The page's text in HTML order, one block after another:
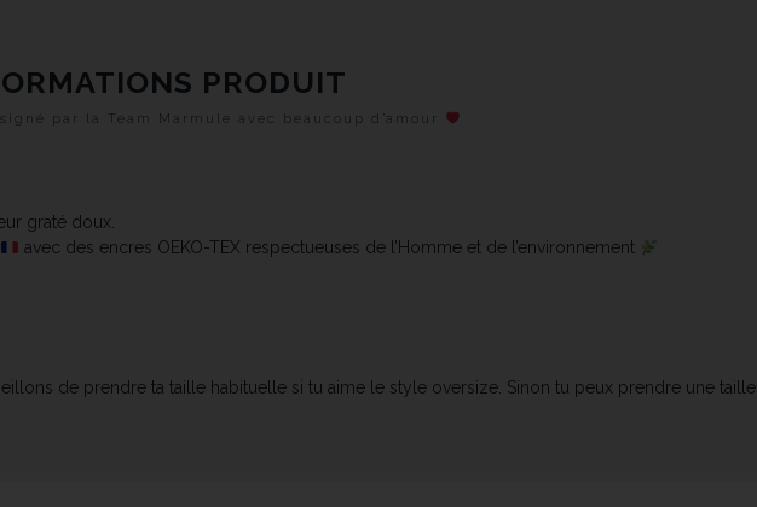
PRODUIT
par la Team Marmule avec beaucoup d’amour
graté doux.
avec des encres OEKO-TEX respectueuses de l’Homme et de l’environnement
de prendre ta taille habituelle si tu aime le style oversize. Sinon tu peux prendre une taille